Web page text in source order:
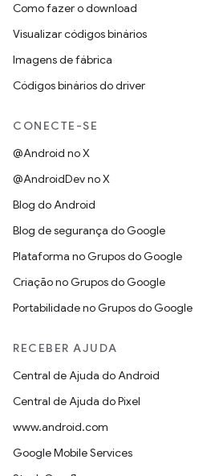
Como fazer o download
Visualizar códigos binários
Imagens de fábrica
Códigos binários do driver
CONECTE-SE
@Android no X
@AndroidDev no X
Blog do Android
Blog de segurança do Google
Plataforma no Grupos do Google
Criação no Grupos do Google
Portabilidade no Grupos do Google
RECEBER AJUDA
Central de Ajuda do Android
Central de Ajuda do Pixel
www.android.com
Google Mobile Services